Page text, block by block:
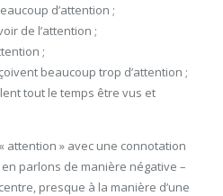
d’attention ;
de l’attention ;
;
beaucoup trop d’attention ;
tout le temps être vus et
attention » avec une connotation
parlons de manière négative –
presque à la manière d’une